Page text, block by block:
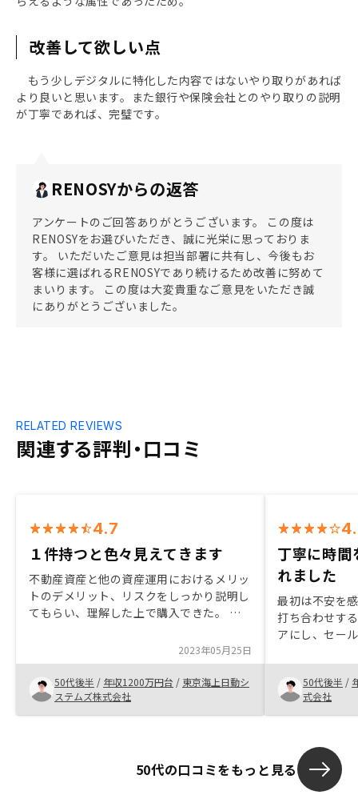
改善して欲しい点
もう少しデジタルに特化した内容ではないやり取りがあれば
より良いと思います。また銀行や保険会社とのやり取りの説明
が丁寧であれば、完璧です。
RENOSYからの返答
アンケートのご回答ありがとうございます。 この度は
RENOSYをお選びいただき、誠に光栄に思っておりま
す。 いただいたご意見は担当部署に共有し、今後もお
客様に選ばれるRENOSYであり続けるため改善に努めて
まいります。 この度は大変貴重なご意見をいただき誠
にありがとうございました。
関連する評判・口コミ
RELATED REVIEWS
4.7
１件持つと色々見えてきます
不動産資産と他の資産運用におけるメリッ
トのデメリット、リスクをしっかり説明し
てもらい、理解した上で購入できた。 １
明確になり、どのような物件を持つべきか
が見えてくるので、決断しやすくなりまし
た。 良い物件は決断を早くしないと手遅
れになります。
2023年05月25日
50代後半 / 年収1200万円台 / 東京海上日動シ
ステムズ株式会社
丁寧に時間
れました
最初は不安を
打ち合わせす
アにし、セー
得するまで説
も急がされる
っかり悩んで
います。
50代後半 /
式会社
50代の口コミをもっと見る